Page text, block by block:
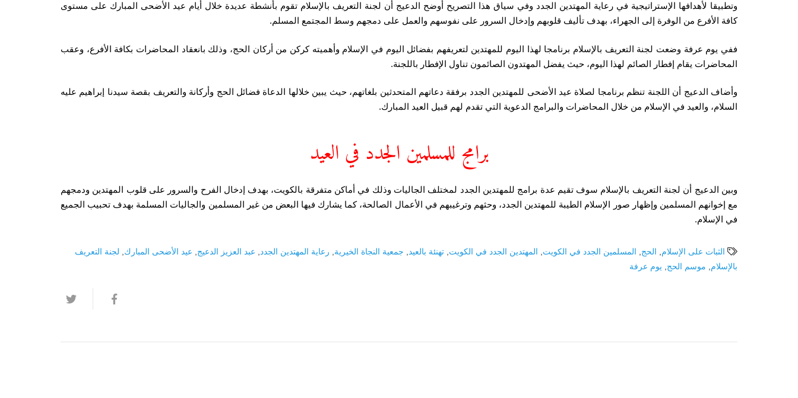
وتطبيقا لأهدافها الإستراتيجية في رعاية المهتدين الجدد وفي سياق هذا التصريح أوضح الدعيج أن لجنة التعريف بالإسلام تقوم بأنشطة عديدة خلال أيام عيد الأضحى المبارك على مستوى
كافة الأفرع من الوفرة إلى الجهراء، بهدف تأليف قلوبهم وإدخال السرور على نفوسهم والعمل على دمجهم وسط المجتمع المسلم.
ففي يوم عرفة وضعت لجنة التعريف بالإسلام برنامجا لهذا اليوم للمهتدين لتعريفهم بفضائل اليوم في الإسلام وأهميته كركن من أركان الحج، وذلك بانعقاد المحاضرات بكافة الأفرع، وعقب
المحاضرات يقام إفطار الصائم لهذا اليوم، حيث يفضل المهتدون الصائمون تناول الإفطار باللجنة.
وأضاف الدعيج أن اللجنة تنظم برنامجا لصلاة عيد الأضحى للمهتدين الجدد برفقة دعاتهم المتحدثين بلغاتهم، حيث يبين خلالها الدعاة فضائل الحج وأركانة والتعريف بقصة سيدنا إبراهيم عليه
السلام، والعيد في الإسلام من خلال المحاضرات والبرامج الدعوية التي تقدم لهم قبيل العيد المبارك.
برامج للمسلمين الجدد في العيد
وبين الدعيج أن لجنة التعريف بالإسلام سوف تقيم عدة برامج للمهتدين الجدد لمختلف الجاليات وذلك في أماكن متفرقة بالكويت، بهدف إدخال الفرح والسرور على قلوب المهتدين ودمجهم
مع إخوانهم المسلمين وإظهار صور الإسلام الطيبة للمهتدين الجدد، وحثهم وترغيبهم في الأعمال الصالحة، كما يشارك فيها البعض من غير المسلمين والجاليات المسلمة بهدف تحبيب الجميع
في الإسلام.
الثبات على الإسلام الحج المسلمين الجدد في الكويت المهتدين الجدد في الكويت ,تهنئة بالعيد جمعية النجاة الخيرية رعاية المهتدين الجدد عبد العزيز الدعيج عيد الأضحى المبارك
لجنة التعريف
بالإسلام
موسم الحج يوم عرفة